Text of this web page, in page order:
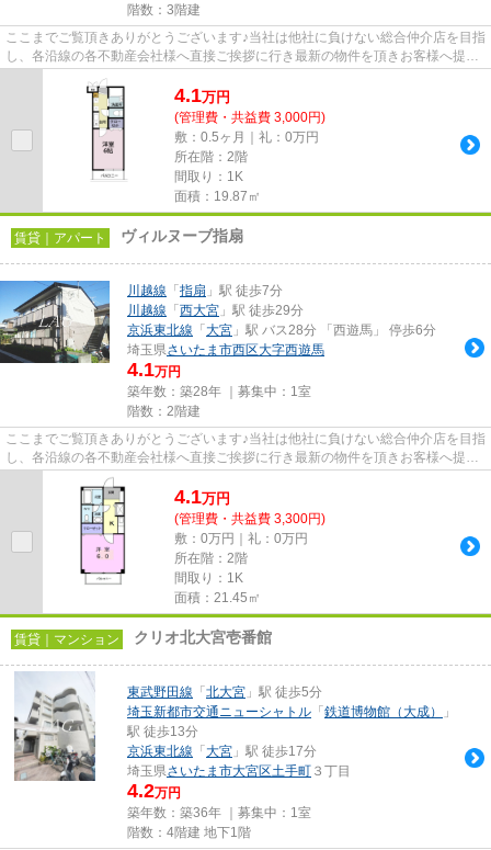
階数：3階建
ここまでご覧頂きありがとうございます♪当社は他社に負けない総合仲介店を目指
し、各沿線の各不動産会社様へ直接ご挨拶に行き最新の物件を頂きお客様へ提供
しております！最新の情報は...
4.1万円
(管理費・共益費 3,000円)
敷：0.5ヶ月｜礼：0万円
所在階：2階
間取り：1K
面積：19.87㎡
賃貸｜アパート ヴィルヌーブ指扇
川越線 「 指扇 」駅 徒歩7分
川越線 「 西大宮 」駅 徒歩29分
京浜東北線 「 大宮 」駅 バス28分 「西遊馬」 停歩6分
埼玉県さいたま市西区大字西遊馬
4.1万円
築年数：築28年 ｜募集中： 1室
階数：2階建
ここまでご覧頂きありがとうございます♪当社は他社に負けない総合仲介店を目指
し、各沿線の各不動産会社様へ直接ご挨拶に行き最新の物件を頂きお客様へ提供
しております！最新の情報は...
4.1万円
(管理費・共益費 3,300円)
敷：0万円｜礼：0万円
所在階：2階
間取り：1K
面積：21.45㎡
賃貸｜マンション クリオ北大宮壱番館
東武野田線 「 北大宮 」駅 徒歩5分
埼玉新都市交通ニューシャトル 「 鉄道博物館（大成）
」
駅 徒歩13分
京浜東北線 「 大宮 」駅 徒歩17分
埼玉県さいたま市大宮区土手町 ３丁目
4.2万円
築年数：築36年 ｜募集中： 1室
階数：4階建 地下1階